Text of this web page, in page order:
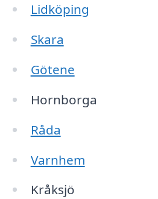
Lidköping
Skara
Götene
Hornborga
Råda
Varnhem
Kråksjö